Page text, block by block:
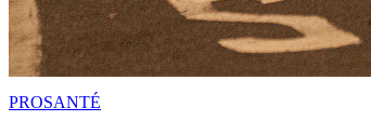
PROSANTÉ